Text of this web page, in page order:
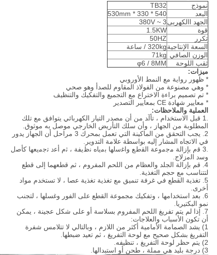
نموذج
TB32
البعد
540 * 330 * 530mm
الجهد االكهربى3 ~ 380V
قوة
1.5KW
تكرر
50HZ
السعة الإنتاجية320kg / ساعة
الوزن الصافي 71kg
ثقب اللوحة
φ6 / 8MM
ميزات:
* ظهور رواية مع النمط الأوروبي
* وهي مصنوعة من الفولاذ المقاوم للصدأ وهو صحي
* تم تصميم براءة الاختراع مع التجميع والتفكيك والتنظيف
* معايير شهادة CE بمعايير التصدير
العملية والملاحظات:
.1 ﻗﺒﻞ اﻻﺳﺘﺨﺪام ، ﺗﺄآﺪ ﻣﻦ أن ﻣﺼﺪر اﻟﺘﻴﺎر اﻟﻜﻬﺮﺑﺎﺋﻲ ﻳﺘﻮاﻓﻖ ﻣﻊ ﺗﻠﻚ
اﻟﻤﻄﻠﻮﺑﺔ ﻣﻦ اﻟﺠﻬﺎز ، وأن ﺳﻠﻚ اﻟﺘﺄرﻳﺾ اﻟﺨﺎرﺟﻲ ﻣﻮﺻﻞ ﺑﻪ ﻣﻮﺛﻮق.
2. يجب التحقق من الماكينة التي تعمل بمحرك 3 مراحل أن الجهاز يدور
في الاتجاه المشار إليه بواسطة علامة التدوير.
.3 ﻗم ﺑﺈزاﻟﺔ ﻣﺟﻣوﻋﺔ اﻟﻘطﻊ واﻏﺳﻟﮭﺎ ﺑﻣﯾﺎه ﻧظﯾﻔﺔ ، ﺛم أﻋد ﺗﺟﻣﯾﻌﮭﺎ ﮐﺄﺻل
وﺳد اﻟﻣزﻻج.
4. قم بإزالة الجلد والعظام من اللحم المفروم ، ثم قطعهما إلى قطع
لتتناسب مع حجم التغذية.
5. تغذية القطع في غرفة تنميق مع تغذية تغذية عصا ، لا تستخدم مواد
أخرى.
6. بعد استخدامها ، وتفكيك مجموعة القطع على الفور وغسلها ، لتجنب
نمو البكتيريا.
7. إذا لم يتم تفريغ اللحم المفروم بسلاسة أو على شكل عجينة ، يمكن
أن تكون الأسباب والعلاجات:
1) يشد الصمامة الأمامية أكثر من اللازم ، وبالتالي لا تتلامس شفرة
التفريغ بشكل صحيح مع لوحة التفريغ ، ثم تعيد ضبطها.
2) يتم حظر لوحة التفريغ ، تنظيفه.
3) درجة بليد هي مملة ، طحن أو استبدالها.